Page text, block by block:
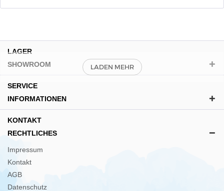
LAGER
SHOWROOM
SERVICE
INFORMATIONEN
KONTAKT
RECHTLICHES
Impressum
Kontakt
AGB
Datenschutz